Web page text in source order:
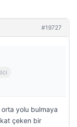
#19727
orta yolu bulmaya
çeken bir